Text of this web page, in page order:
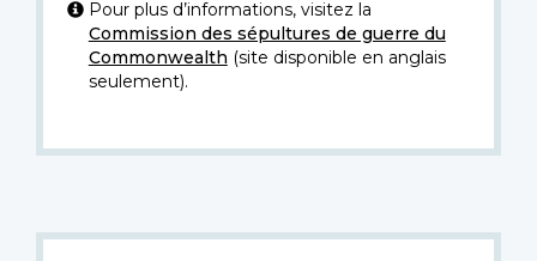
Pour plus d’informations, visitez la
Commission des sépultures de guerre du
Commonwealth (site disponible en anglais
seulement).